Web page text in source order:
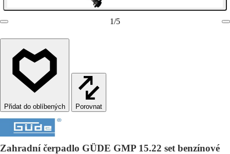
1/5
Porovnat
Zahradní čerpadlo GÜDE GMP 15.22 set benzínové